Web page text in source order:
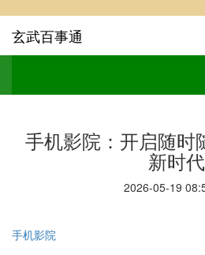
玄武百事通
手机影院：开启随时
新时代
2026-05-19
手机影院